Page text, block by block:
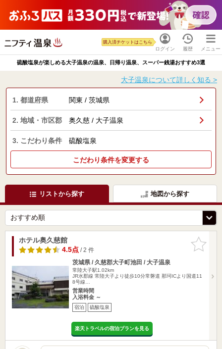
ログイン
購入済チケットはこちら
履歴 メニュー
硫酸塩泉が楽しめる大子温泉の温泉、日帰り温泉、スーパー銭湯おすすめ3選
大子温泉について詳しく知る >
1. 都道府県 関東 / 茨城県
2. 地域・市区郡 奥久慈 / 大子温泉
3. こだわり条件 硫酸塩泉
こだわり条件を変更する
リストから探す 地図から探す
お気に入
りに追加
ホテル奥久慈館
4.5点/ 2 件
茨城県 / 久慈郡大子町池田 / 大子温泉
常陸大子駅1.02km
JR水郡線 常陸大子より徒歩10分常磐道 那珂ICより国道11
8号線…
営業時間
入浴料金 ～
宿泊 硫酸塩泉
楽天トラベルの宿泊プランを見る